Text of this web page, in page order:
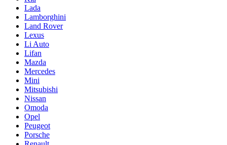
Lada
Lamborghini
Land Rover
Lexus
Li Auto
Lifan
Mazda
Mercedes
Mini
Mitsubishi
Nissan
Omoda
Opel
Peugeot
Porsche